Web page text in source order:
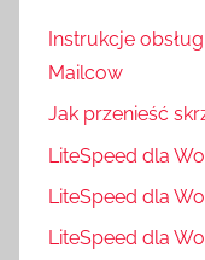
Instrukcje
Mailcow
Jak przenieść
LiteSpeed dla
LiteSpeed dla
LiteSpeed dla